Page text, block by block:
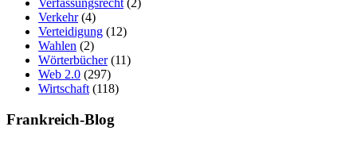
Verfassungsrecht (2)
Verkehr(4)
Verteidigung (12)
Wahlen (2)
Wörterbücher(11)
Web 2.0 (297)
Wirtschaft (118)
Frankreich-Blog